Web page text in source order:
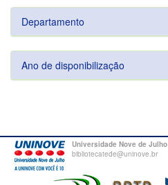
Departamento
Ano de disponibilização
Universidade Nove de Julho
bibliotecatede@uninove.br